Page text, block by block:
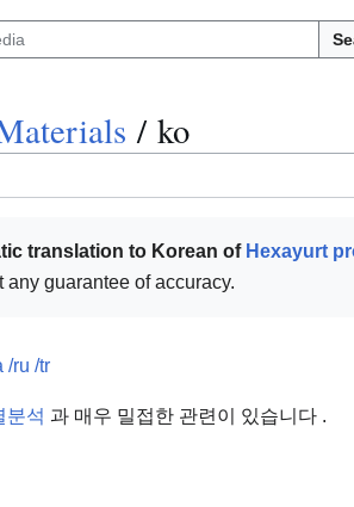
/ ko
translation to Korean of Hexayurt
guarantee of accuracy.
/ru /tr
분석 과 매우 밀접한 관련이 있습니다 .